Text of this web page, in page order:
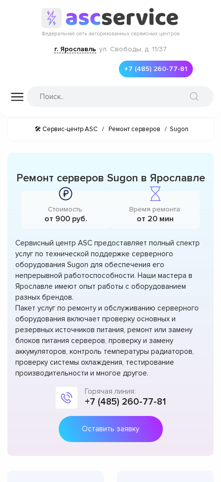
г. Ярославль ул. Свободы, д. 11/37
+7 (485) 260-77-81
🛠 Сервис-центр ASC / Ремонт серверов / Sugon
Ремонт серверов Sugon в Ярославле
Стоимость:
от 900 руб.
Время ремонта:
от 20 мин
Сервисный центр ASC предоставляет полный спектр
услуг по технической поддержке серверного
оборудования Sugon для обеспечения его
непрерывной работоспособности. Наши мастера в
Ярославле имеют опыт работы с оборудованием
разных брендов.
Пакет услуг по ремонту и обслуживанию серверного
оборудования включает проверку основных и
резервных источников питания, ремонт или замену
блоков питания серверов, проверку и замену
аккумуляторов, контроль температуры радиаторов,
проверку системы охлаждения, тестирование
производительности и многое другое.
Горячая линия:
+7 (485) 260-77-81
Оставить заявку